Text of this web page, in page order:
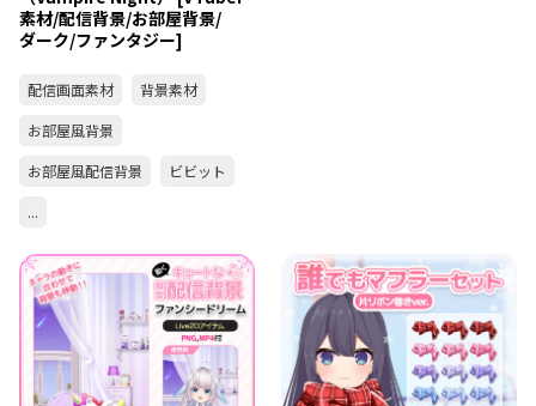
素材/配信背景/お部屋背景/
ダーク/ファンタジー]
配信画面素材
背景素材
お部屋風背景
お部屋風配信背景
ビビット
...